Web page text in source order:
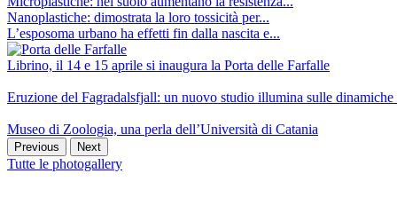
Nanoplastiche: dimostrata la loro tossicità per...
L’esposoma urbano ha effetti fin dalla nascita e...
Librino, il 14 e 15 aprile si inaugura la Porta delle Farfalle
Eruzione del Fagradalsfjall: un nuovo studio illumina sulle
Museo di Zoologia, una perla dell’Università di Catania
Previous Next
Tutte le photogallery